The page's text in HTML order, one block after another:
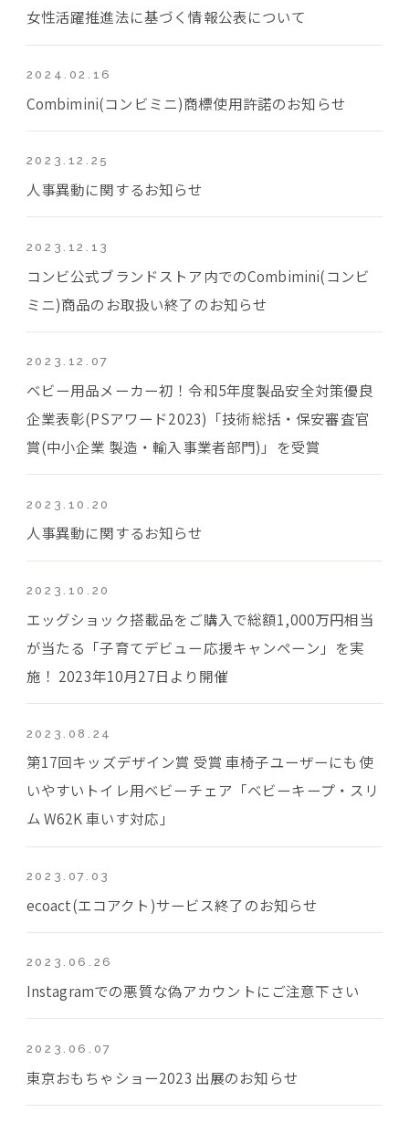
女性活躍推進法に基づく情報公表について
2024.02.16
Combimini(コンビミニ)商標使用許諾のお知らせ
2023.12.25
人事異動に関するお知らせ
2023.12.13
コンビ公式ブランドストア内でのCombimini(コンビ
ミニ)商品のお取扱い終了のお知らせ
2023.12.07
ベビー用品メーカー初！令和5年度製品安全対策優良
企業表彰(PSアワード2023)「技術総括・保安審査官
賞(中小企業 製造・輸入事業者部門)」を受賞
2023.10.20
人事異動に関するお知らせ
2023.10.20
エッグショック搭載品をご購入で総額1,000万円相当
が当たる「子育てデビュー応援キャンペーン」を実
施！ 2023年10月27日より開催
2023.08.24
第17回キッズデザイン賞 受賞 車椅子ユーザーにも使
いやすいトイレ用ベビーチェア「ベビーキープ・スリ
ム W62K 車いす対応」
2023.07.03
ecoact(エコアクト)サービス終了のお知らせ
2023.06.26
Instagramでの悪質な偽アカウントにご注意下さい
2023.06.07
東京おもちゃショー2023 出展のお知らせ